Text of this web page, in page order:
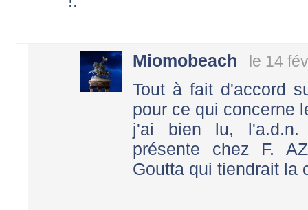
Miomobeach le 14
Tout à fait d'accord
pour ce qui concerne
j'ai bien lu, l'a.d.n.
présente chez F.
Goutta qui tiendrait la